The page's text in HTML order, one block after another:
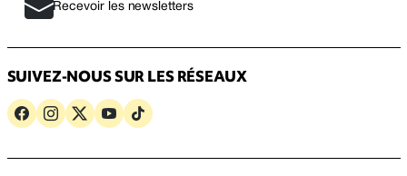
Recevoir les newsletters
SUIVEZ-NOUS SUR LES RÉSEAUX